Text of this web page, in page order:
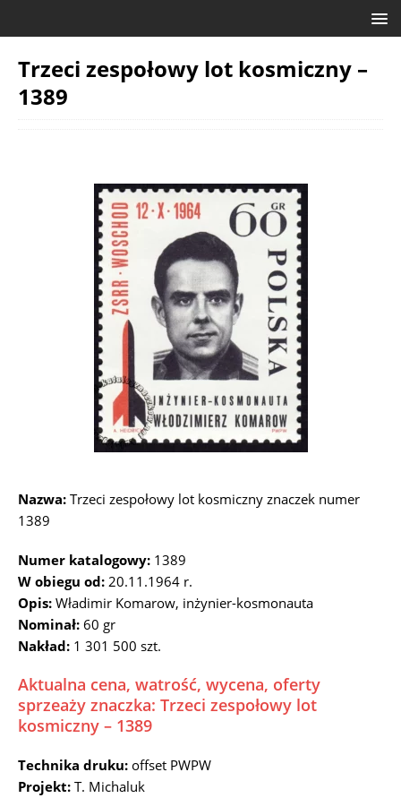
Trzeci zespołowy lot kosmiczny –
1389
Nazwa: Trzeci zespołowy lot kosmiczny znaczek numer
1389
Numer katalogowy: 1389
W obiegu od: 20.11.1964 r.
Opis: Władimir Komarow, inżynier-kosmonauta
Nominał: 60 gr
Nakład: 1 301 500 szt.
Aktualna cena, watrość, wycena, oferty
sprzeaży znaczka: Trzeci zespołowy lot
kosmiczny – 1389
Technika druku: offset PWPW
Projekt: T. Michaluk